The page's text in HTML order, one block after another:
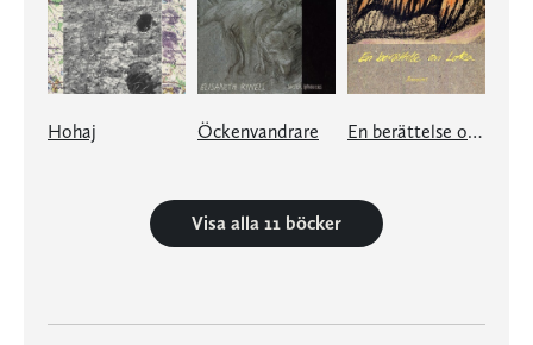
Hohaj Öckenvandrare En berättelse om Loka
Visa alla 11 böcker